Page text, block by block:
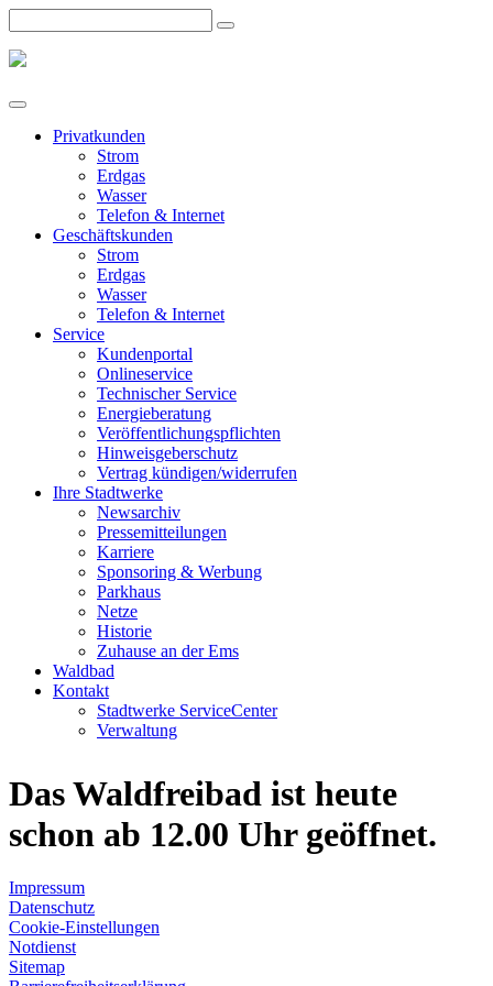
Privatkunden
Strom
Erdgas
Wasser
Telefon & Internet
Geschäftskunden
Strom
Erdgas
Wasser
Telefon & Internet
Service
Kundenportal
Onlineservice
Technischer Service
Energieberatung
Veröffentlichungspflichten
Hinweisgeberschutz
Vertrag kündigen/widerrufen
Ihre Stadtwerke
Newsarchiv
Pressemitteilungen
Karriere
Sponsoring & Werbung
Parkhaus
Netze
Historie
Zuhause an der Ems
Waldbad
Kontakt
Stadtwerke ServiceCenter
Verwaltung
Das Waldfreibad ist heute
schon ab 12.00 Uhr geöffnet.
Impressum
Datenschutz
Cookie-Einstellungen
Notdienst
Sitemap